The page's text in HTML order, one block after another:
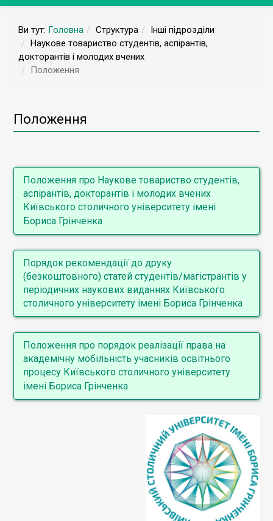
Ви тут: Головна Структура
Інші підрозділи
Наукове товариство студентів, аспірантів,
докторантів і молодих вчених
Положення
Положення
Положення про Наукове товариство студентів,
аспірантів, докторантів і молодих вчених
Київського столичного університету імені
Бориса Грінченка
Порядок рекомендації до друку
(безкоштовного) статей студентів/магістрантів у
періодичних наукових виданнях Київського
столичного університету імені Бориса Грінченка
Положення про порядок реалізації права на
академічну мобільність учасників освітнього
процесу Київського столичного університету
імені Бориса Грінченка